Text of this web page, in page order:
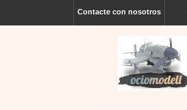
Contacte con nosotros